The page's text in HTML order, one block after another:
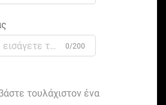
0/200
τουλάχιστον ένα